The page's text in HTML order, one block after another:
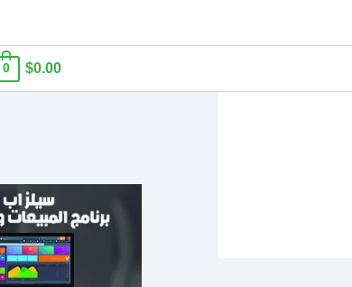
$0.00
0